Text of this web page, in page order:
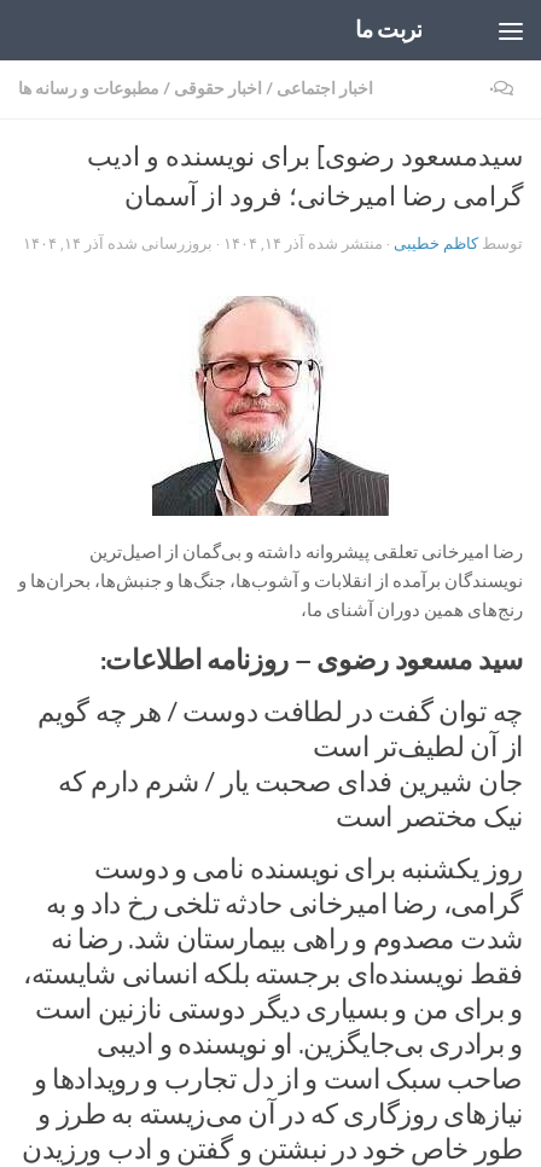
تربت ما
اخبار اجتماعی / اخبار حقوقی / مطبوعات و رسانه ها ۰
سیدمسعود رضوی] برای نویسنده و ادیب
گرامی رضا امیرخانی؛ فرود از آسمان
توسطکاظم خطیبی · منتشر شده آذر ۱۴, ۱۴۰۴ · بروزرسانی شده آذر ۱۴, ۱۴۰۴
رضا امیرخانی تعلقی پیشروانه داشته و بی‌گمان از اصیل‌ترین
نویسندگان برآمده از انقلابات و آشوب‌ها، جنگ‌ها و جنبش‌ها، بحران‌ها و
رنج‌های همین دوران آشنای ما،
سید مسعود رضوی – روزنامه اطلاعات:
چه توان گفت در لطافت دوست / هر چه گویم
از آن لطیف‌تر است
جان شیرین فدای صحبت یار / شرم دارم که
نیک مختصر است
روز یکشنبه برای نویسنده نامی و دوست
گرامی، رضا امیرخانی حادثه تلخی رخ داد و به
شدت مصدوم و راهی بیمارستان شد. رضا نه
فقط نویسنده‌ای برجسته بلکه انسانی شایسته،
و برای من و بسیاری دیگر دوستی نازنین است
و برادری بی‌جایگزین. او نویسنده و ادیبی
صاحب سبک است و از دل تجارب و رویدادها و
نیازهای روزگاری که در آن می‌زیسته به طرز و
طور خاص خود در نبشتن و گفتن و ادب ورزیدن